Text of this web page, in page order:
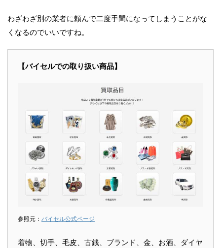
わざわざ別の業者に頼んで二度手間になってしまうことがな
くなるのでいいですね。
【バイセルでの取り扱い商品】
参照元： バイセル公式ページ
着物、切手、毛皮、古銭、ブランド、金、お酒、ダイヤ